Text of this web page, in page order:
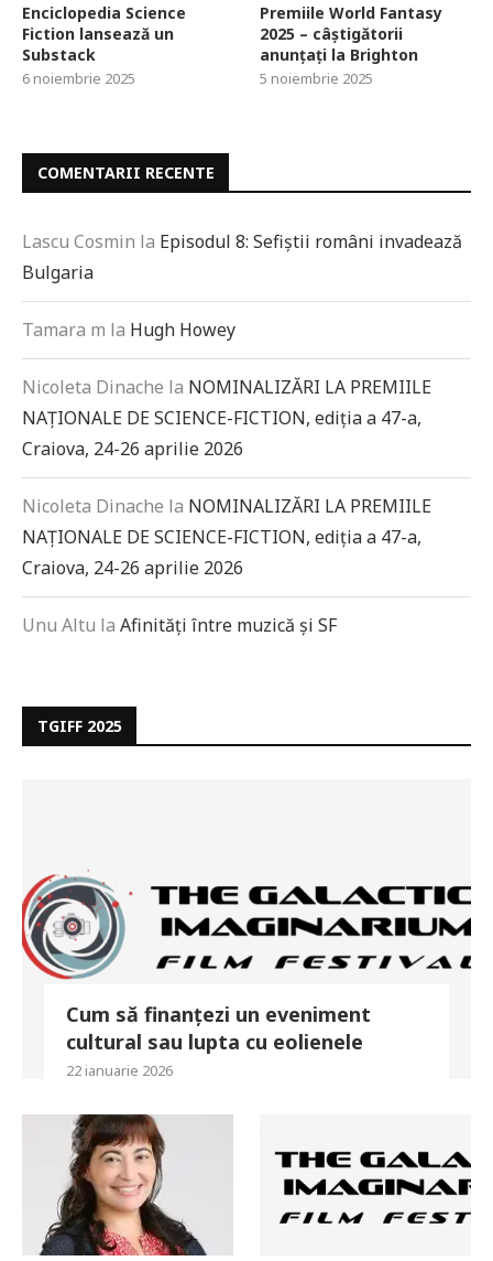
Enciclopedia Science
Fiction lansează un
Substack
6 noiembrie 2025
Premiile World Fantasy
2025 – câștigătorii
anunțați la Brighton
5 noiembrie 2025
COMENTARII RECENTE
Lascu Cosmin la Episodul 8: Sefiștii români invadează
Bulgaria
Tamara m la Hugh Howey
Nicoleta Dinache la NOMINALIZĂRI LA PREMIILE
NAȚIONALE DE SCIENCE-FICTION, ediția a 47-a,
Craiova, 24-26 aprilie 2026
Nicoleta Dinache la NOMINALIZĂRI LA PREMIILE
NAȚIONALE DE SCIENCE-FICTION, ediția a 47-a,
Craiova, 24-26 aprilie 2026
Unu Altu la Afinități între muzică și SF
TGIFF 2025
Cum să finanțezi un eveniment
cultural sau lupta cu eolienele
22 ianuarie 2026